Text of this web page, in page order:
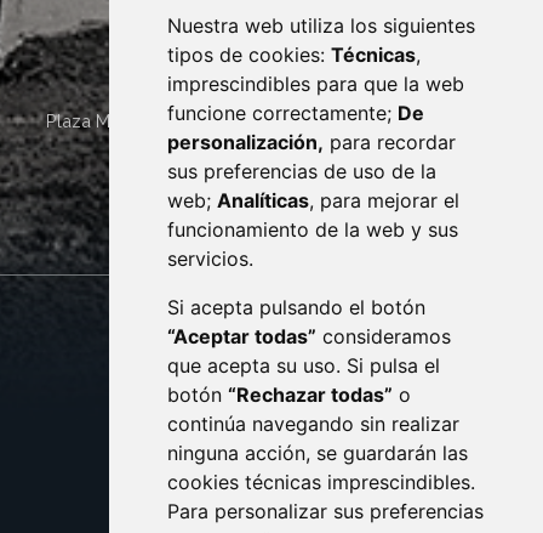
Nuestra web utiliza los siguientes
tipos de cookies: Técnicas,
imprescindibles para que la web
funcione correctamente; De
personalización, para recordar
sus preferencias de uso de la
web; Analíticas, para mejorar el
funcionamiento de la web y sus
servicios.
Si acepta pulsando el botón
“Aceptar todas” consideramos
que acepta su uso. Si pulsa el
botón “Rechazar todas” o
continúa navegando sin realizar
ninguna acción, se guardarán las
cookies técnicas imprescindibles.
Para personalizar sus preferencias
Plaza Mayor 4 22400 MONZÓN - ARAGÓN (ESPAÑA)
· (34) 974 400 700 ·
sac@monzon.es
monzon.es
CONTACTO
AVISO LEGAL
PROTECCIÓN DE DATOS
POLÍTICA DE COOKIES
ACCESIBILIDAD
ENLACE EXTERNO AL